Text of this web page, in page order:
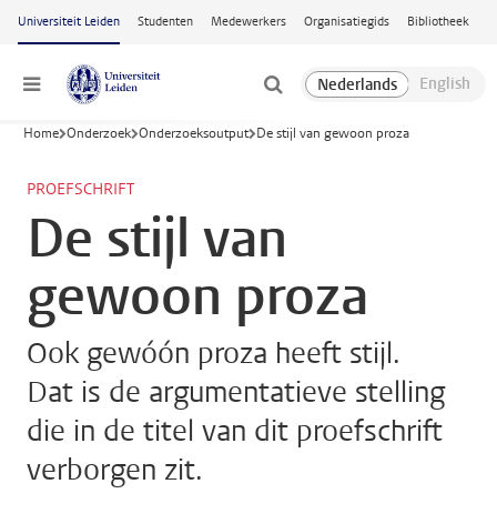
Ga naar hoofdinhoud
Universiteit Leiden Studenten Medewerkers Organisatiegids Bibliotheek
Menu
Home Onderzoek Onderzoeksoutput De stijl van gewoon proza
PROEFSCHRIFT
De stijl van
gewoon proza
Ook gewóón proza heeft stijl.
Dat is de argumentatieve stelling
die in de titel van dit proefschrift
verborgen zit.